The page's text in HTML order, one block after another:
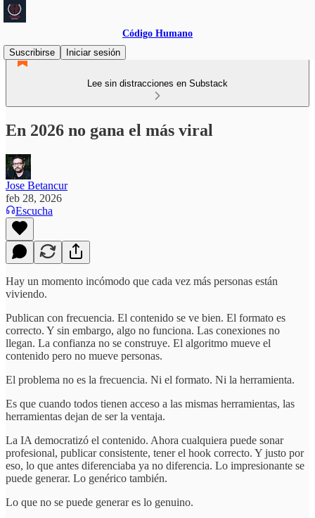
Código Humano
Suscribirse
Iniciar sesión
Lee sin distracciones en Substack
En 2026 no gana el más viral
Jose Betancur
feb 28, 2026
Escucha
Hay un momento incómodo que cada vez más personas están
viviendo.
Publican con frecuencia. El contenido se ve bien. El formato es
correcto. Y sin embargo, algo no funciona. Las conexiones no
llegan. La confianza no se construye. El algoritmo mueve el
contenido pero no mueve personas.
El problema no es la frecuencia. Ni el formato. Ni la herramienta.
Es que cuando todos tienen acceso a las mismas herramientas, las
herramientas dejan de ser la ventaja.
La IA democratizó el contenido. Ahora cualquiera puede sonar
profesional, publicar consistente, tener el hook correcto. Y justo por
eso, lo que antes diferenciaba ya no diferencia. Lo impresionante se
puede generar. Lo genérico también.
Lo que no se puede generar es lo genuino.